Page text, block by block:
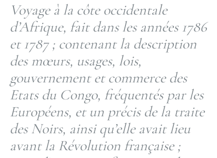
Voyage à la côte occidentale
d’Afrique, fait dans les années 1786
et 1787 ; contenant la description
des mœurs, usages, lois,
gouvernement et commerce des
Etats du Congo, fréquentés par les
Européens, et un précis de la traite
des Noirs, ainsi qu’elle avait lieu
avant la Révolution française ;